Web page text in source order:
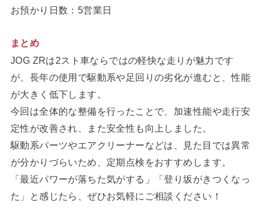
お預かり日数：5営業日
まとめ
JOG ZRは2スト車ならではの軽快な走りが魅力です
が、長年の使用で駆動系や足回りの劣化が進むと、性能
が大きく低下します。
今回は全体的な整備を行ったことで、加速性能や走行安
定性が改善され、また安全性も向上しました。
駆動系パーツやエアクリーナーなどは、見た目では異常
が分かりづらいため、定期点検をおすすめします。
「最近パワーが落ちた気がする」「登り坂がきつくなっ
た」と感じたら、ぜひお気軽にご相談ください！